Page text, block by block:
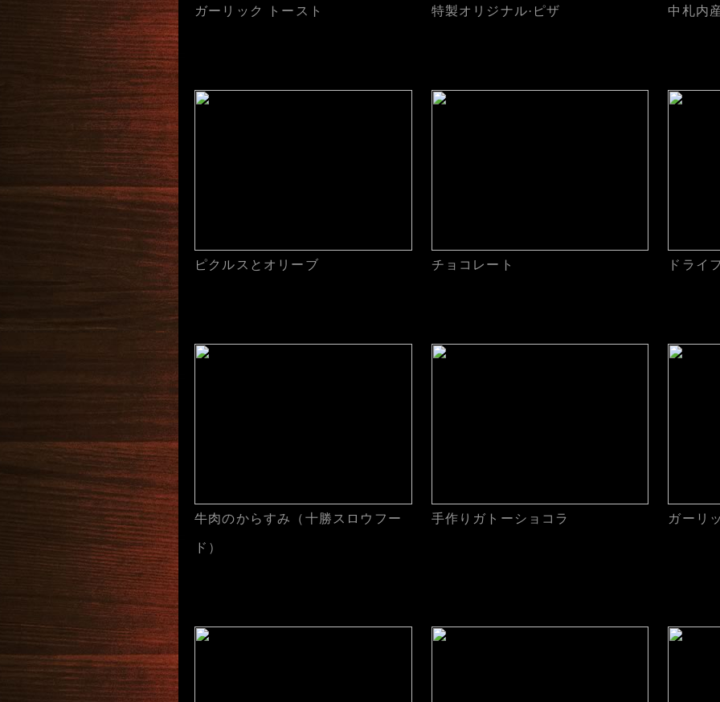
ガーリック トースト 特製オリジナル·ピザ 中札内
ピクルスとオリーブ チョコレート ドライ
牛肉のからすみ（十勝スロウフー
ド）
手作りガトーショコラ ガーリ